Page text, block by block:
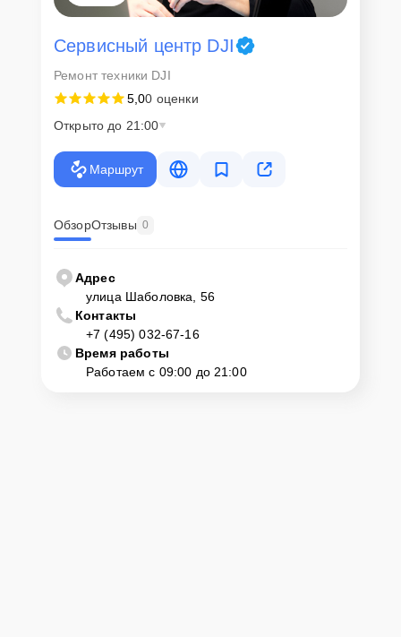
Сервисный центр DJI
Ремонт техники DJI
5,00 оценки
Открыто до 21:00
Маршрут
ОбзорОтзывы 0
Адрес
улица Шаболовка, 56
Контакты
+7 (495) 032-67-16
Время работы
Работаем с 09:00 до 21:00